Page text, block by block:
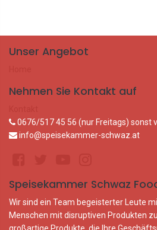
Unser Angebot
Nehmen Sie Kontakt auf
0676/517 45 56 (nur Freitags) sonst
info@speisekammer-schwaz.at
Speisekammer Schwaz
Wir sind ein Team begeisterter Leute
Menschen mit disruptiven Produkten